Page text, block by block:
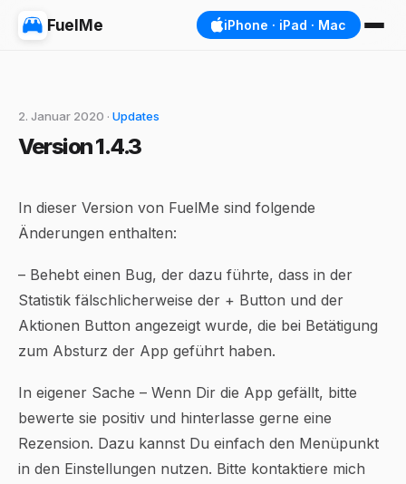
FuelMe iPhone · iPad · Mac
2. Januar 2020 · Updates
Version 1.4.3
In dieser Version von FuelMe sind folgende
Änderungen enthalten:
– Behebt einen Bug, der dazu führte, dass in der
Statistik fälschlicherweise der + Button und der
Aktionen Button angezeigt wurde, die bei Betätigung
zum Absturz der App geführt haben.
In eigener Sache – Wenn Dir die App gefällt, bitte
bewerte sie positiv und hinterlasse gerne eine
Rezension. Dazu kannst Du einfach den Menüpunkt
in den Einstellungen nutzen. Bitte kontaktiere mich